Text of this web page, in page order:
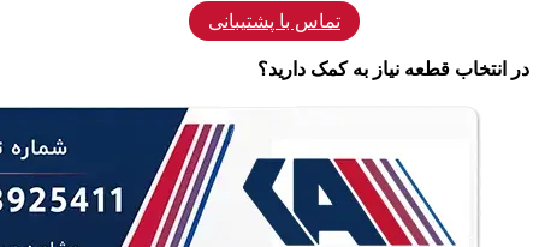
تماس با پشتیبانی
در انتخاب قطعه نیاز به کمک دارید؟